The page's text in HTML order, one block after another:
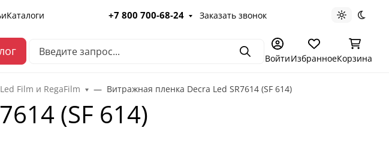
Каталоги +7 800 700-68-24 Заказать звонок Светлая
ПоискВойтиИзбранноеКорзина
Film и RegaFilm Витражная пленка Decra Led SR7614 (SF 614)
(SF 614)